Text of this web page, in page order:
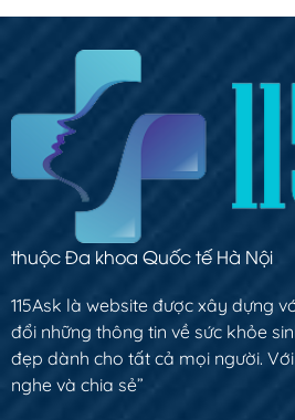
thuộc Đa khoa Quốc tế Hà Nội
115Ask là website được xây dựng
đổi những thông tin về sức khỏe
đẹp dành cho tất cả mọi người.
nghe và chia sẻ”